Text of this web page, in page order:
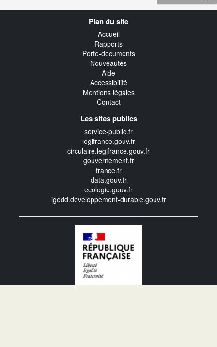
Plan du site
Accueil
Rapports
Porte-documents
Nouveautés
Aide
Accessibilité
Mentions légales
Contact
Les sites publics
service-public.fr
legifrance.gouv.fr
circulaire.legifrance.gouv.fr
gouvernement.fr
france.fr
data.gouv.fr
ecologie.gouv.fr
igedd.developpement-durable.gouv.fr